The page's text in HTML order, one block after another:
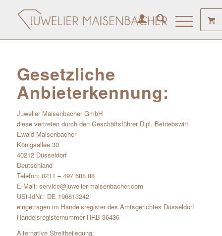
Gesetzliche
Anbieterkennung:
Juwelier Maisenbacher GmbH
diese vertreten durch den Geschäftsführer Dipl. Betriebswirt
Ewald Maisenbacher
Königsallee 30
40212 Düsseldorf
Deutschland
Telefon: 0211 – 497 688 88
E-Mail: service@juwelier-maisenbacher.com
USt-IdNr.: DE 196813242
eingetragen im Handelsregister des Amtsgerichtes Düsseldorf
Handelsregisternummer HRB 36436
Alternative Streitbeilegung: